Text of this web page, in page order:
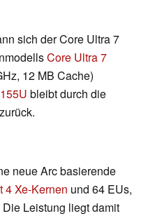
sich der Core Ultra 7
Core Ultra 7
12 MB Cache)
bleibt durch die
neue Arc basierende
4 Xe-Kernen und 64 EUs,
Leistung liegt damit